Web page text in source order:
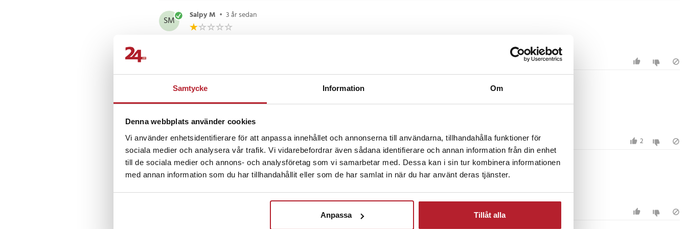
Samtycke Information Om
Denna webbplats använder cookies
Vi använder enhetsidentifierare för att anpassa innehållet och annonserna till användarna, tillhandahålla funktioner för
sociala medier och analysera vår trafik. Vi vidarebefordrar även sådana identifierare och annan information från din enhet
till de sociala medier och annons- och analysföretag som vi samarbetar med. Dessa kan i sin tur kombinera informationen
med annan information som du har tillhandahållit eller som de har samlat in när du har använt deras tjänster.
Anpassa Tillåt alla
Artikelnummer:53498
SM Salpy M • 3 år sedan
FL Franck Lolunda
Jag gillar produkt och leveranstid.
2
SP Svante Pettersson •4 år sedan
Fungerar jättebra! Lite plastig men ok med tanke på priset!